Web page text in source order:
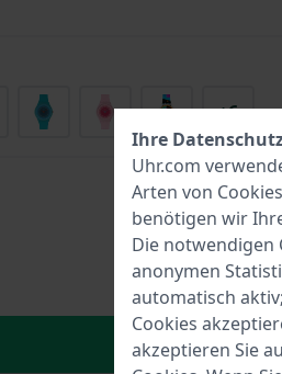
+6
In den
Ihre
Uhr.com
Arten von Cookies
benötigen wir
Die notwendigen
anonymen
automatisch
Cookies
akzeptieren Sie